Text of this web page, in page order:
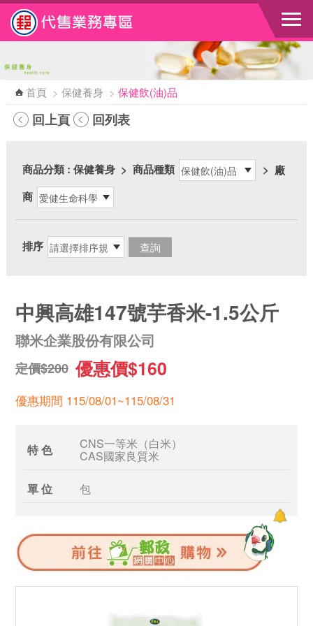
跳到主要內容區塊
首頁 > 保健養身 > 保健飲(油)品
回上頁 回列表
商品分類: 保健養身 > 商品種類 > 廠
商
排序
中興高雄147號芋香米-1.5公斤
聯米企業股份有限公司
定價$200 優惠價$160
優惠期間 115/08/01~115/08/31
特 色 CNS一等米（白米）
CAS國家良質米
單 位 包